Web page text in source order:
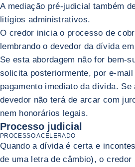
A mediação pré-judicial também
litígios administrativos.
O credor inicia o processo de
lembrando o devedor da dívida
Se esta abordagem não for bem-
solicita posteriormente, por e-
pagamento imediato da dívida.
devedor não terá de arcar com
nem honorários legais.
Processo judicial
PROCESSO ACELERADO
Quando a dívida é certa e
de uma letra de câmbio), o credor